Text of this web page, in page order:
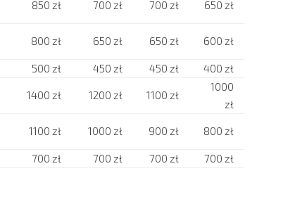
850 zł 700 zł 700 zł 650 zł
800 zł 650 zł 650 zł 600 zł
500 zł 450 zł 450 zł
400 zł
1400 zł 1200 zł 1100 zł
1000
zł
1100 zł 1000 zł 900 zł 800 zł
700 zł 700 zł 700 zł 700 zł